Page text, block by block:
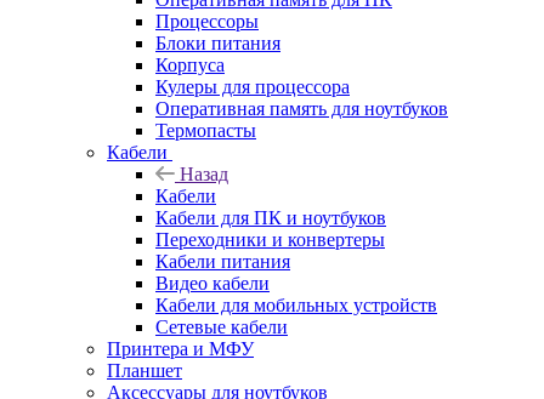
Процессоры
Блоки питания
Корпуса
Кулеры для процессора
Оперативная память для ноутбуков
Термопасты
Кабели
Назад
Кабели
Кабели для ПК и ноутбуков
Переходники и конвертеры
Кабели питания
Видео кабели
Кабели для мобильных устройств
Сетевые кабели
Принтера и МФУ
Планшет
Аксессуары для ноутбуков